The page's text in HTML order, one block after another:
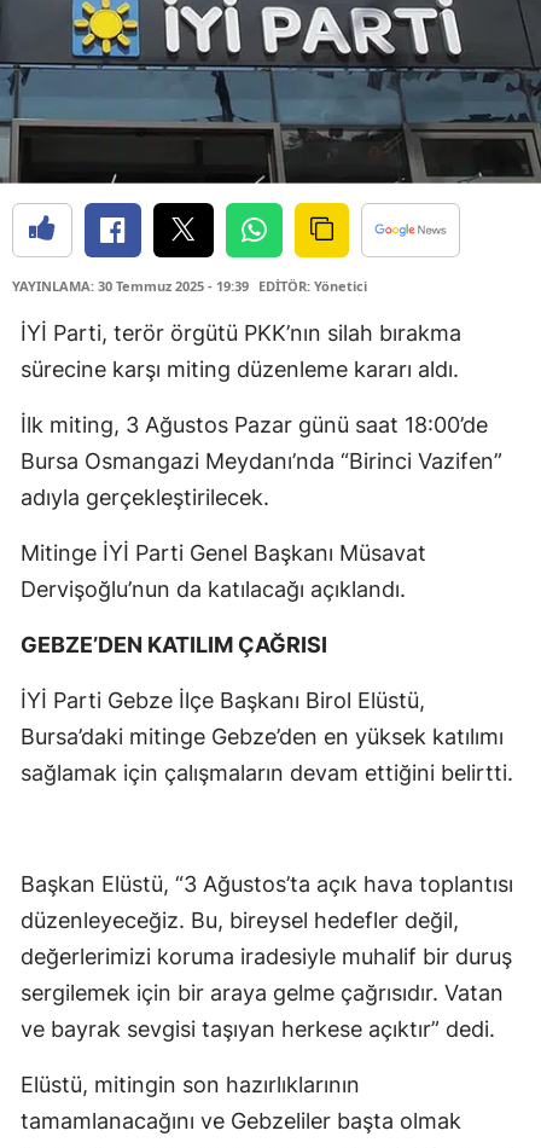
YAYINLAMA: 30 Temmuz 2025 - 19:39 EDİTÖR: Yönetici
İYİ Parti, terör örgütü PKK’nın silah bırakma
sürecine karşı miting düzenleme kararı aldı.
İlk miting, 3 Ağustos Pazar günü saat 18:00’de
Bursa Osmangazi Meydanı’nda “Birinci Vazifen”
adıyla gerçekleştirilecek.
Mitinge İYİ Parti Genel Başkanı Müsavat
Dervişoğlu’nun da katılacağı açıklandı.
GEBZE’DEN KATILIM ÇAĞRISI
İYİ Parti Gebze İlçe Başkanı Birol Elüstü,
Bursa’daki mitinge Gebze’den en yüksek katılımı
sağlamak için çalışmaların devam ettiğini belirtti.
Başkan Elüstü, “3 Ağustos’ta açık hava toplantısı
düzenleyeceğiz. Bu, bireysel hedefler değil,
değerlerimizi koruma iradesiyle muhalif bir duruş
sergilemek için bir araya gelme çağrısıdır. Vatan
ve bayrak sevgisi taşıyan herkese açıktır” dedi.
Elüstü, mitingin son hazırlıklarının
tamamlanacağını ve Gebzeliler başta olmak